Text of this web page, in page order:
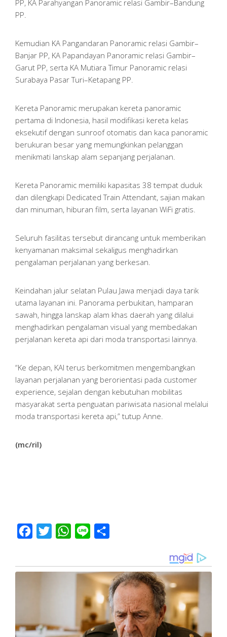
PP, KA Parahyangan Panoramic relasi Gambir–Bandung
PP.
Kemudian KA Pangandaran Panoramic relasi Gambir–
Banjar PP, KA Papandayan Panoramic relasi Gambir–
Garut PP, serta KA Mutiara Timur Panoramic relasi
Surabaya Pasar Turi–Ketapang PP.
Kereta Panoramic merupakan kereta panoramic
pertama di Indonesia, hasil modifikasi kereta kelas
eksekutif dengan sunroof otomatis dan kaca panoramic
berukuran besar yang memungkinkan pelanggan
menikmati lanskap alam sepanjang perjalanan.
Kereta Panoramic memiliki kapasitas 38 tempat duduk
dan dilengkapi Dedicated Train Attendant, sajian makan
dan minuman, hiburan film, serta layanan WiFi gratis.
Seluruh fasilitas tersebut dirancang untuk memberikan
kenyamanan maksimal sekaligus menghadirkan
pengalaman perjalanan yang berkesan.
Keindahan jalur selatan Pulau Jawa menjadi daya tarik
utama layanan ini. Panorama perbukitan, hamparan
sawah, hingga lanskap alam khas daerah yang dilalui
menghadirkan pengalaman visual yang membedakan
perjalanan kereta api dari moda transportasi lainnya.
“Ke depan, KAI terus berkomitmen mengembangkan
layanan perjalanan yang berorientasi pada customer
experience, sejalan dengan kebutuhan mobilitas
masyarakat serta penguatan pariwisata nasional melalui
moda transportasi kereta api,” tutup Anne.
(mc/ril)
Facebook
Twitter WhatsApp
Line